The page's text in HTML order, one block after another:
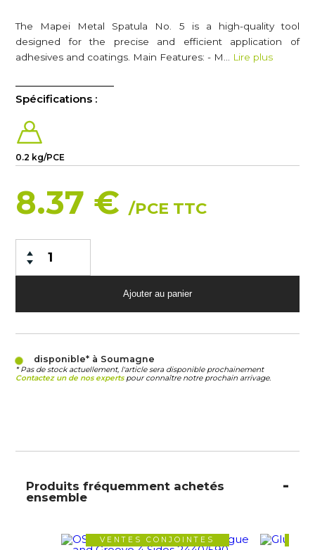
The Mapei Metal Spatula No. 5 is a high-quality tool
designed for the precise and efficient application of
adhesives and coatings. Main Features: - M… Lire plus
Spécifications :
0.2 kg/PCE
8.37 €/PCE TTC
disponible* à Soumagne
* Pas de stock actuellement, l'article sera disponible prochainement
Contactez un de nos expertspour connaître notre prochain arrivage.
Produits fréquemment achetés
ensemble
VENTES CONJOINTES